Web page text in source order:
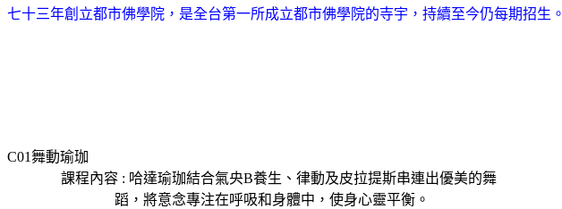
七十三年創立都市佛學院，是全台第一所成立都市佛學院的寺宇，持續至今仍每期招生。
C01舞動瑜珈
課程內容 : 哈達瑜珈結合氣央B養生、律動及皮拉提斯串連出優美的舞
蹈，將意念專注在呼吸和身體中，使身心靈平衡。